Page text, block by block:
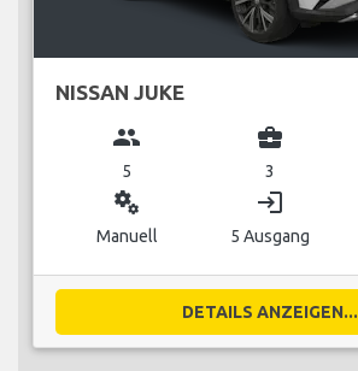
NISSAN JUKE
group
5
business_center
3
miscellaneous_services
Manuell
login
5 Ausgang
DETAILS ANZEIGEN...